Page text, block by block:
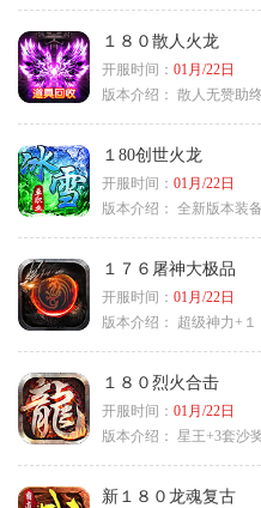
１８０散人火龙
开服时间： 01月/22日
版本介绍： 散人无赞助
１80创世火龙
开服时间： 01月/22日
版本介绍： 全新版本装
１７６屠神大极品
开服时间： 01月/22日
版本介绍：
超级神力+１
１８０烈火合击
开服时间： 01月/22日
版本介绍： 星王+3套沙
新１８０龙魂复古